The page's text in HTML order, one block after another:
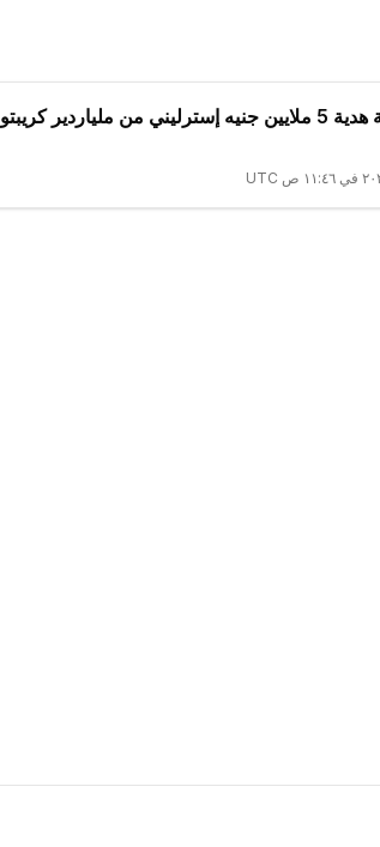
فضيحة هدية 5 ملايين جنيه إسترليني من ملياردير كريبتو